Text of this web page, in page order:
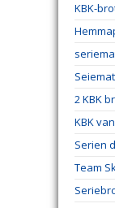
KBK-
2 KBK
KBK
Serien
Team